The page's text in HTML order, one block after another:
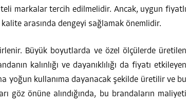
markalar tercih edilmelidir. Ancak, uygun fiyatlı
arasında dengeyi sağlamak önemlidir.
Büyük boyutlarda ve özel ölçülerde üretilen
kalınlığı ve dayanıklılığı da fiyatı etkileyen
yoğun kullanıma dayanacak şekilde üretilir ve bu
göz önüne alındığında, bu brandaların maliyeti